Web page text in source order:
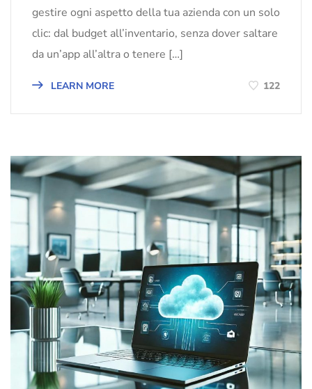
gestire ogni aspetto della tua azienda con un solo
clic: dal budget all’inventario, senza dover saltare
da un’app all’altra o tenere […]
LEARN MORE 122